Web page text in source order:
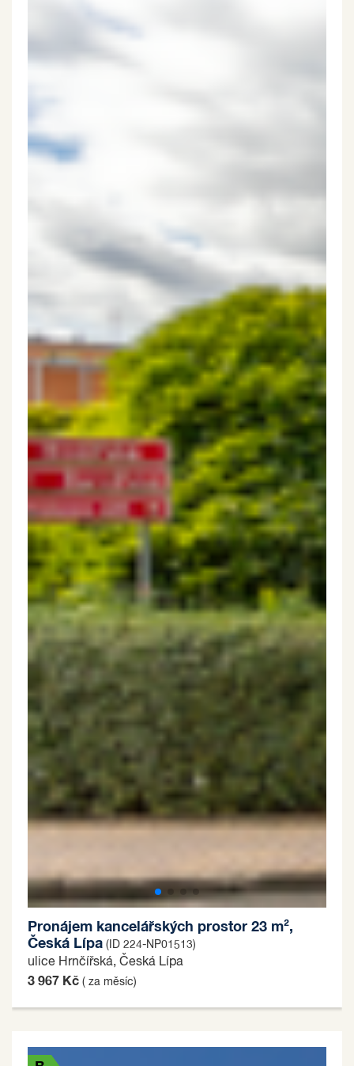
Pronájem kancelářských prostor 23 m²,
Česká Lípa (ID 224-NP01513)
ulice Hrnčířská, Česká Lípa
3 967 Kč ( za měsíc)